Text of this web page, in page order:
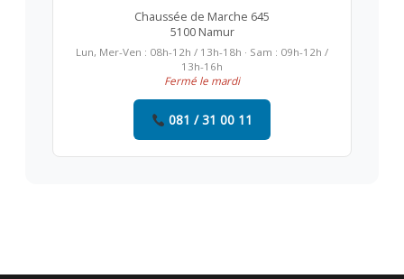
Chaussée de Marche 645
5100 Namur
Lun, Mer-Ven : 08h-12h / 13h-18h · Sam : 09h-12h /
13h-16h
Fermé le mardi
081 / 31 00 11